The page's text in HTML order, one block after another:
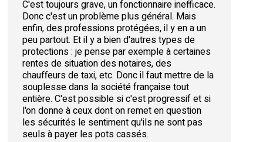
C'est toujours grave, un fonctionnaire inefficace.
Donc c'est un problème plus général. Mais
enfin, des professions protégées, il y en a un
peu partout. Et il y a bien d'autres types de
protections : je pense par exemple à certaines
rentes de situation des notaires, des
chauffeurs de taxi, etc. Donc il faut mettre de la
souplesse dans la société française tout
entière. C'est possible si c'est progressif et si
l'on donne à ceux dont on remet en question
les sécurités le sentiment qu'ils ne sont pas
seuls à payer les pots cassés.